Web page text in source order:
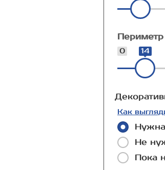
0 14
Как
Нужна
Не
Пока